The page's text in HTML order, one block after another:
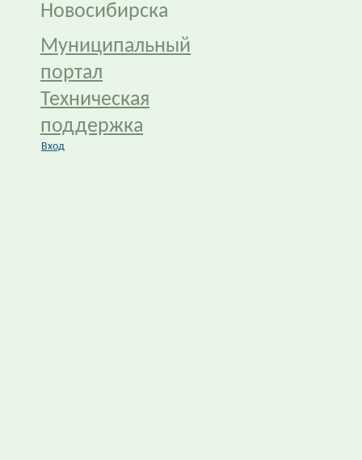
Новосибирска
Муниципальный
портал
Техническая
поддержка
Вход